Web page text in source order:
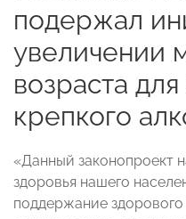
подержал
увеличении
возраста
крепкого
«Данный законопроект
здоровья нашего
поддержание